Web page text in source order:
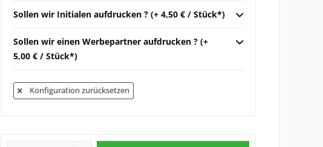
Sollen wir Initialen aufdrucken ? (+ 4,50 € / Stück*)
Sollen wir einen Werbepartner aufdrucken ? (+
5,00 € / Stück*)
Konfiguration zurücksetzen